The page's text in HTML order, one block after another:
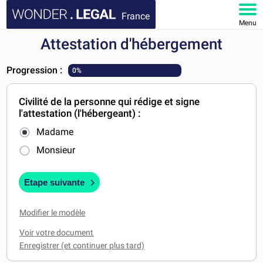
France
Menu
ACCUEIL
DOCUMENTS
FAQ
MON COMPTE
Attestation d'hébergement
Progression : 0%
Civilité de la personne qui rédige et signe
l'attestation (l'hébergeant) :
Madame
Monsieur
Etape suivante
Modifier le modèle
Voir votre document